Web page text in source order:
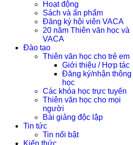
Hoạt động
Sách và ấn phẩm
Đăng ký hội viên VACA
20 năm Thiên văn học và
VACA
Đào tạo
Thiên văn học cho trẻ em
Giới thiệu / Hợp tác
Đăng ký/nhận
học
Các khóa học trực tuyến
Thiên văn học cho mọi
người
Bài giảng độc lập
Tin tức
Tin nổi bật
Kiến thức